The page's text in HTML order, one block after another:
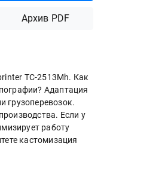
Архив PDF
ТС-2513Mh. Как
Адаптация
грузоперевозок.
Если у
работу
кастомизация